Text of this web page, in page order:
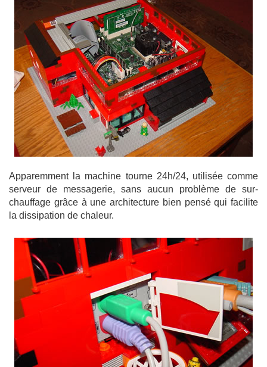
Apparemment la machine tourne 24h/24, utilisée comme
serveur de messagerie, sans aucun problème de sur-
chauffage grâce à une architecture bien pensé qui facilite
la dissipation de chaleur.